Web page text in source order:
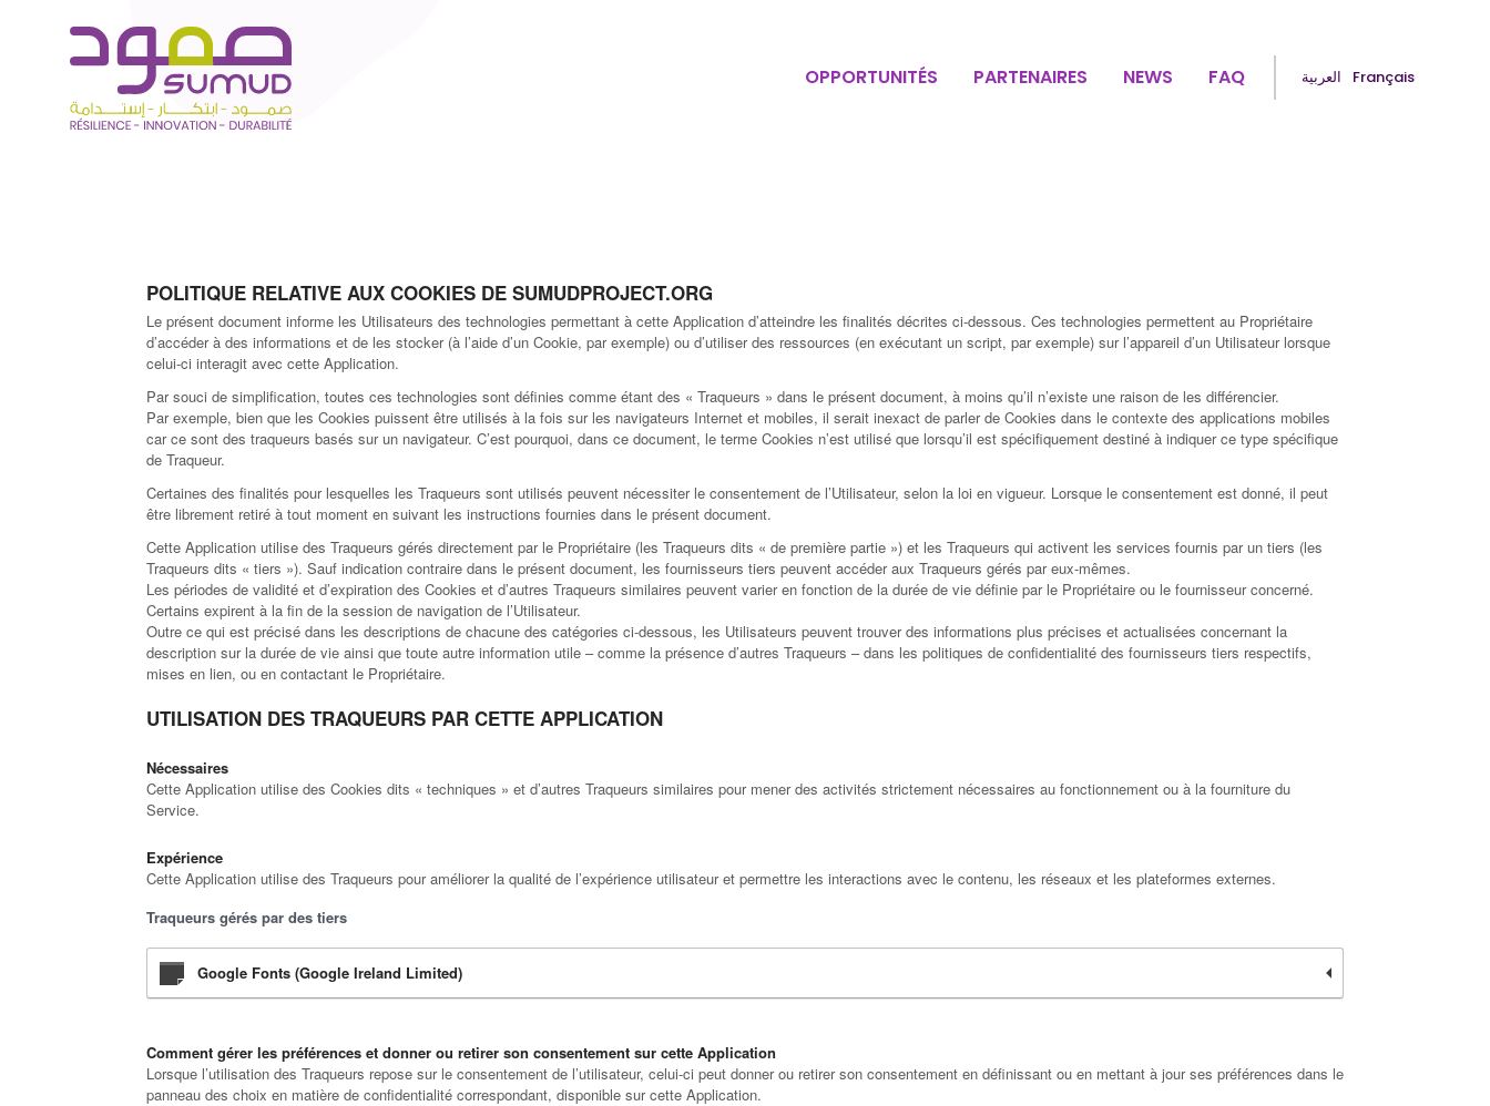
OPPORTUNITÉS PARTENAIRES NEWS FAQ العربية Français
POLITIQUE RELATIVE AUX COOKIES DE SUMUDPROJECT.ORG
Le présent document informe les Utilisateurs des technologies permettant à cette Application d’atteindre les finalités décrites ci-dessous. Ces technologies permettent au Propriétaire
d’accéder à des informations et de les stocker (à l’aide d’un Cookie, par exemple) ou d’utiliser des ressources (en exécutant un script, par exemple) sur l’appareil d’un Utilisateur lorsque
celui-ci interagit avec cette Application.
Par souci de simplification, toutes ces technologies sont définies comme étant des « Traqueurs » dans le présent document, à moins qu’il n’existe une raison de les différencier.
Par exemple, bien que les Cookies puissent être utilisés à la fois sur les navigateurs Internet et mobiles, il serait inexact de parler de Cookies dans le contexte des applications mobiles
car ce sont des traqueurs basés sur un navigateur. C’est pourquoi, dans ce document, le terme Cookies n’est utilisé que lorsqu’il est spécifiquement destiné à indiquer ce type spécifique
de Traqueur.
Certaines des finalités pour lesquelles les Traqueurs sont utilisés peuvent nécessiter le consentement de l’Utilisateur, selon la loi en vigueur. Lorsque le consentement est donné, il peut
être librement retiré à tout moment en suivant les instructions fournies dans le présent document.
Cette Application utilise des Traqueurs gérés directement par le Propriétaire (les Traqueurs dits « de première partie ») et les Traqueurs qui activent les services fournis par un tiers (les
Traqueurs dits « tiers »). Sauf indication contraire dans le présent document, les fournisseurs tiers peuvent accéder aux Traqueurs gérés par eux-mêmes.
Les périodes de validité et d’expiration des Cookies et d’autres Traqueurs similaires peuvent varier en fonction de la durée de vie définie par le Propriétaire ou le fournisseur concerné.
Certains expirent à la fin de la session de navigation de l’Utilisateur.
Outre ce qui est précisé dans les descriptions de chacune des catégories ci-dessous, les Utilisateurs peuvent trouver des informations plus précises et actualisées concernant la
description sur la durée de vie ainsi que toute autre information utile – comme la présence d’autres Traqueurs – dans les politiques de confidentialité des fournisseurs tiers respectifs,
mises en lien, ou en contactant le Propriétaire.
UTILISATION DES TRAQUEURS PAR CETTE APPLICATION
Nécessaires
Cette Application utilise des Cookies dits « techniques » et d’autres Traqueurs similaires pour mener des activités strictement nécessaires au fonctionnement ou à la fourniture du
Service.
Expérience
Cette Application utilise des Traqueurs pour améliorer la qualité de l’expérience utilisateur et permettre les interactions avec le contenu, les réseaux et les plateformes externes.
Traqueurs gérés par des tiers
Google Fonts (Google Ireland Limited)
Comment gérer les préférences et donner ou retirer son consentement sur cette Application
Lorsque l’utilisation des Traqueurs repose sur le consentement de l’utilisateur, celui-ci peut donner ou retirer son consentement en définissant ou en mettant à jour ses préférences dans le
panneau des choix en matière de confidentialité correspondant, disponible sur cette Application.